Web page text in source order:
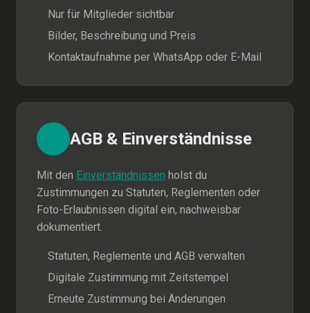
Nur für Mitglieder sichtbar
Bilder, Beschreibung und Preis
Kontaktaufnahme per WhatsApp oder E-Mail
AGB & Einverständnisse
Mit den Einverständnissen holst du
Zustimmungen zu Statuten, Reglementen oder
Foto-Erlaubnissen digital ein, nachweisbar
dokumentiert.
Statuten, Reglemente und AGB verwalten
Digitale Zustimmung mit Zeitstempel
Erneute Zustimmung bei Änderungen